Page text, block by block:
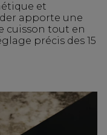
et
apporte une
cuisson tout en
précis des 15